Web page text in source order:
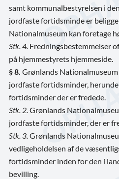
samt kommunalbestyrelsen i
jordfaste fortidsminde er
Nationalmuseum kan foretage
Stk. 4. Fredningsbestemmelser
på hjemmestyrets hjemmeside.
§ 8. Grønlands
jordfaste fortidsminder,
fortidsminder der er fredede.
Stk. 2. Grønlands
jordfaste fortidsminder, der er
Stk. 3. Grønlands
vedligeholdelsen af de
fortidsminder inden for den i
bevilling.